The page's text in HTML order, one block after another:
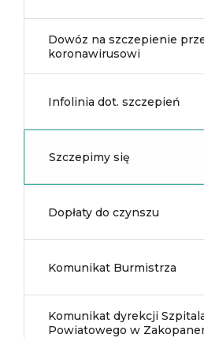
Dowóz na szczepienie
koronawirusowi
Infolinia dot. szczepień
Szczepimy się
Dopłaty do czynszu
Komunikat Burmistrza
Komunikat dyrekcji
Powiatowego w